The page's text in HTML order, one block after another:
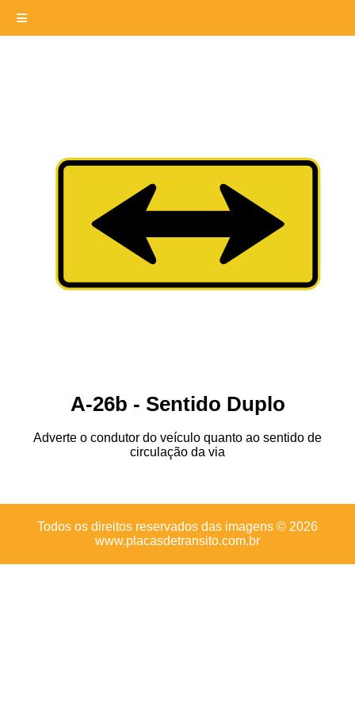
A-26b - Sentido Duplo
Adverte o condutor do veículo quanto ao sentido de
circulação da via
Todos os direitos reservados das imagens © 2026
www.placasdetransito.com.br